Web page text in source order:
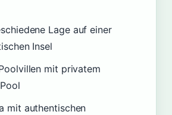
Lage auf einer
Insel
mit privatem
mit authentischen